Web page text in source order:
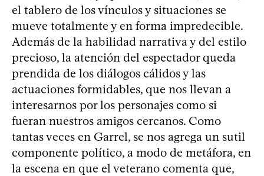
el tablero de los vínculos y situaciones se
mueve totalmente y en forma impredecible.
Además de la habilidad narrativa y del estilo
precioso, la atención del espectador queda
prendida de los diálogos cálidos y las
actuaciones formidables, que nos llevan a
interesarnos por los personajes como si
fueran nuestros amigos cercanos. Como
tantas veces en Garrel, se nos agrega un sutil
componente político, a modo de metáfora, en
la escena en que el veterano comenta que,